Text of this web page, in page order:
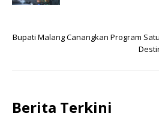
Bupati Malang Canangkan Program
Berita Terkini